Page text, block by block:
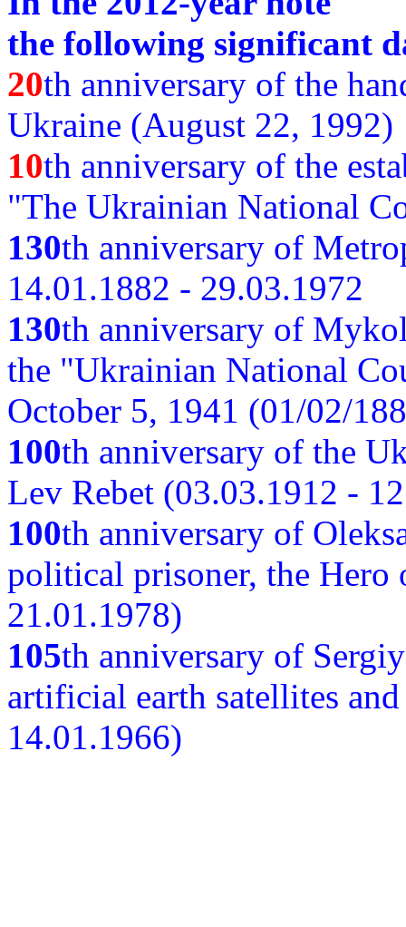
the following significant
20th anniversary of the
Ukraine (August 22, 1992)
10th anniversary of the
"The Ukrainian National
130th anniversary of
14.01.1882 - 29.03.1972
130th anniversary of
the "Ukrainian National
October 5, 1941 (01/02/
100th anniversary of the
Lev Rebet (03.03.1912 -
100th anniversary of
political prisoner, the
21.01.1978)
105th anniversary of
artificial earth satellites
14.01.1966)